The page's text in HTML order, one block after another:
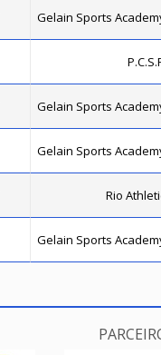
Gelain Sports
Gelain Sports
Gelain Sports
Rio
Gelain Sports